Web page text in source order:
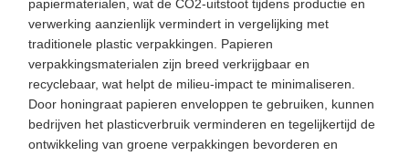
papiermaterialen, wat de CO2-uitstoot tijdens productie en
verwerking aanzienlijk vermindert in vergelijking met
traditionele plastic verpakkingen. Papieren
verpakkingsmaterialen zijn breed verkrijgbaar en
recyclebaar, wat helpt de milieu-impact te minimaliseren.
Door honingraat papieren enveloppen te gebruiken, kunnen
bedrijven het plasticverbruik verminderen en tegelijkertijd de
ontwikkeling van groene verpakkingen bevorderen en